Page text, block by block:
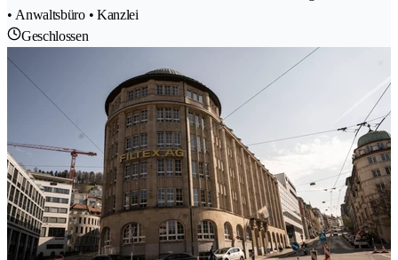
• Anwaltsbüro • Kanzlei
Geschlossen